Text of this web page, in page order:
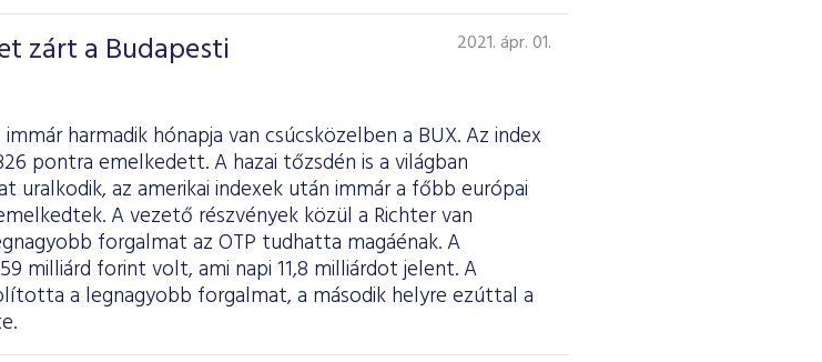
zárt a Budapesti
2021. ápr. 01.
harmadik hónapja van csúcsközelben a BUX. Az index
pontra emelkedett. A hazai tőzsdén is a világban
uralkodik, az amerikai indexek után immár a főbb európai
A vezető részvények közül a Richter van
forgalmat az OTP tudhatta magáénak. A
milliárd forint volt, ami napi 11,8 milliárdot jelent. A
a legnagyobb forgalmat, a második helyre ezúttal a